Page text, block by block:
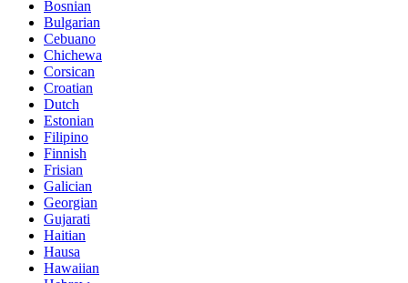
Bosnian
Bulgarian
Cebuano
Chichewa
Corsican
Croatian
Dutch
Estonian
Filipino
Finnish
Frisian
Galician
Georgian
Gujarati
Haitian
Hausa
Hawaiian